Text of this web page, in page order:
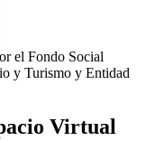
el Fondo Social
y Turismo y Entidad
Virtual